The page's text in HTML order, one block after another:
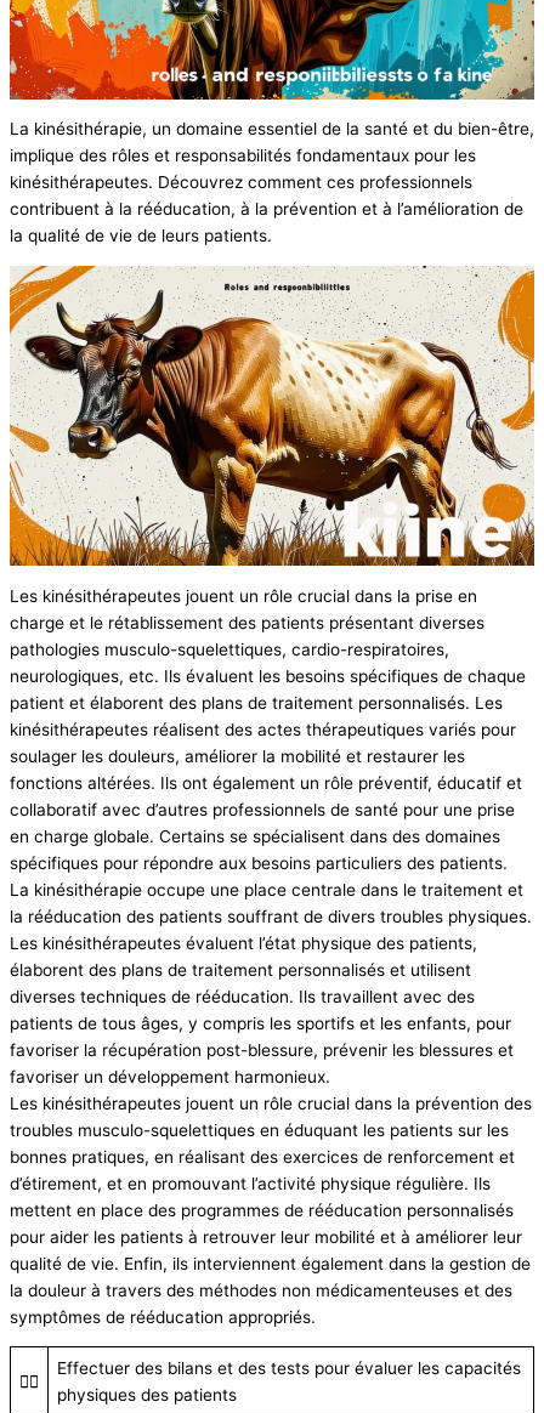
La kinésithérapie, un domaine essentiel de la santé et du bien-être,
implique des rôles et responsabilités fondamentaux pour les
kinésithérapeutes. Découvrez comment ces professionnels
contribuent à la rééducation, à la prévention et à l’amélioration de
la qualité de vie de leurs patients.
Les kinésithérapeutes jouent un rôle crucial dans la prise en
charge et le rétablissement des patients présentant diverses
pathologies musculo-squelettiques, cardio-respiratoires,
neurologiques, etc. Ils évaluent les besoins spécifiques de chaque
patient et élaborent des plans de traitement personnalisés. Les
kinésithérapeutes réalisent des actes thérapeutiques variés pour
soulager les douleurs, améliorer la mobilité et restaurer les
fonctions altérées. Ils ont également un rôle préventif, éducatif et
collaboratif avec d’autres professionnels de santé pour une prise
en charge globale. Certains se spécialisent dans des domaines
spécifiques pour répondre aux besoins particuliers des patients.
La kinésithérapie occupe une place centrale dans le traitement et
la rééducation des patients souffrant de divers troubles physiques.
Les kinésithérapeutes évaluent l’état physique des patients,
élaborent des plans de traitement personnalisés et utilisent
diverses techniques de rééducation. Ils travaillent avec des
patients de tous âges, y compris les sportifs et les enfants, pour
favoriser la récupération post-blessure, prévenir les blessures et
favoriser un développement harmonieux.
Les kinésithérapeutes jouent un rôle crucial dans la prévention des
troubles musculo-squelettiques en éduquant les patients sur les
bonnes pratiques, en réalisant des exercices de renforcement et
d’étirement, et en promouvant l’activité physique régulière. Ils
mettent en place des programmes de rééducation personnalisés
pour aider les patients à retrouver leur mobilité et à améliorer leur
qualité de vie. Enfin, ils interviennent également dans la gestion de
la douleur à travers des méthodes non médicamenteuses et des
symptômes de rééducation appropriés.
👩‍⚕️
Effectuer des bilans et des tests pour évaluer les capacités
physiques des patients